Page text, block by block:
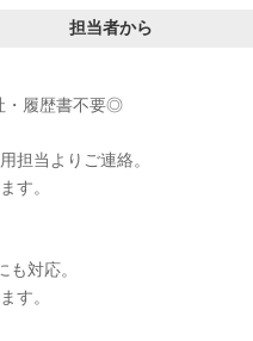
担当者から
・履歴書不要◎
担当よりご連絡。
す。
対応。
す。